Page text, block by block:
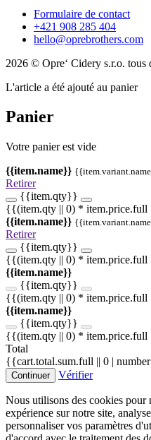
Formulaire de contact
+421 908 285 404
hello@oprebrothers.com
2026 © Opre‘ Cidery s.r.o. tous
L'article a été ajouté au panier
Panier
Votre panier est vide
{{item.name}}
Retirer
{{item.qty}}
{{(item.qty || 0) * item.price.full
{{item.name}}
Retirer
{{item.qty}}
{{(item.qty || 0) * item.price.full
{{item.name}}
{{item.qty}}
{{(item.qty || 0) * item.price.full
{{item.name}}
{{item.qty}}
{{(item.qty || 0) * item.price.full
Total
{{cart.total.sum.full || 0 |
Continuer Vérifier
Nous utilisons des cookies pour
expérience sur notre site,
personnaliser vos paramètres